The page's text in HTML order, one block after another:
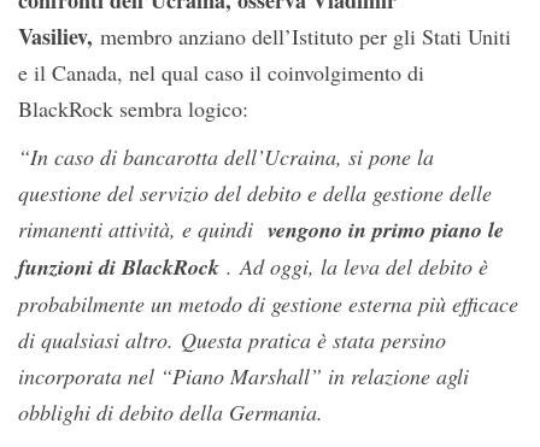
Vasiliev, membro anziano dell’Istituto per gli Stati Uniti
e il Canada, nel qual caso il coinvolgimento di
BlackRock sembra logico:
“In caso di bancarotta dell’Ucraina, si pone la
questione del servizio del debito e della gestione delle
rimanenti attività, e quindi vengono in primo piano le
funzioni di BlackRock . Ad oggi, la leva del debito è
probabilmente un metodo di gestione esterna più efficace
di qualsiasi altro. Questa pratica è stata persino
incorporata nel “Piano Marshall” in relazione agli
obblighi di debito della Germania.